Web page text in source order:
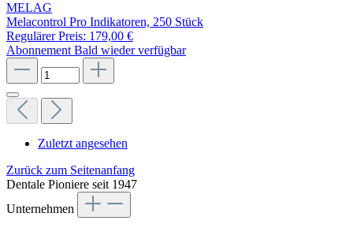
MELAG
Melacontrol Pro Indikatoren, 250 Stück
Regulärer Preis: 179,00 €
AbonnementBald wieder verfügbar
Zuletzt angesehen
Zurück zum Seitenanfang
Dentale Pioniere seit 1947
Unternehmen